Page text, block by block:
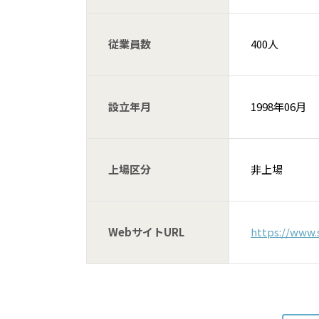
従業員数 400人
設立年月 1998年06月
上場区分 非上場
WebサイトURL https://